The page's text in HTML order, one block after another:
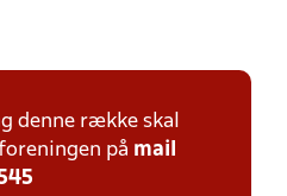
denne række skal
på mail